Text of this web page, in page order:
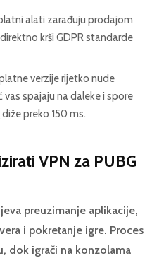
alati zarađuju prodajom
krši GDPR standarde
verzije rijetko nude
vas spajaju na daleke i spore
preko 150 ms.
VPN za PUBG
preuzimanje aplikacije,
i pokretanje igre. Proces
dok igrači na konzolama